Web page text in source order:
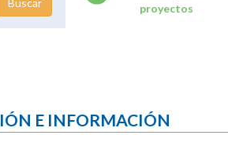
proyectos
E INFORMACIÓN